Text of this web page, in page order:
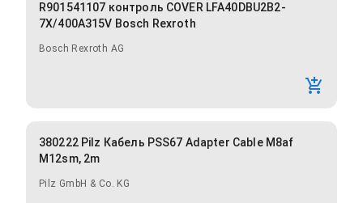
R901541107 контроль COVER LFA40DBU2B2-
7X/400A315V Bosch Rexroth
Bosch Rexroth AG
380222 Pilz Кабель PSS67 Adapter Cable M8af
M12sm, 2m
Pilz GmbH & Co. KG